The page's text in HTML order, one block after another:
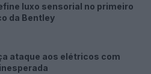
luxo sensorial no primeiro
da Bentley
ataque aos elétricos com